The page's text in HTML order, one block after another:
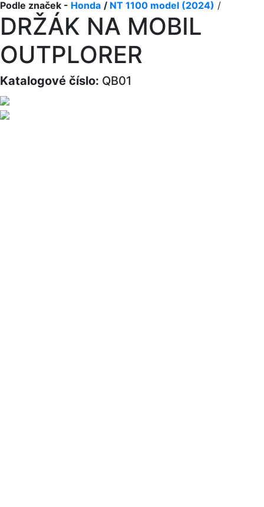
Podle značek - Honda / NT 1100 model (2024) /
DRŽÁK NA MOBIL
OUTPLORER
Katalogové číslo: QB01